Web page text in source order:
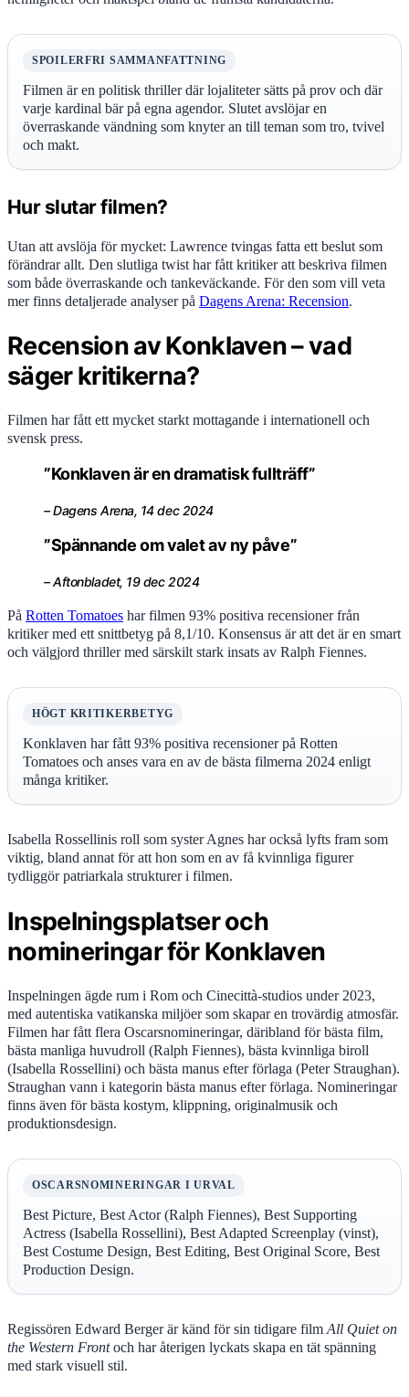
SPOILERFRI SAMMANFATTNING
Filmen är en politisk thriller där lojaliteter sätts på prov och där
varje kardinal bär på egna agendor. Slutet avslöjar en
överraskande vändning som knyter an till teman som tro, tvivel
och makt.
Hur slutar filmen?
Utan att avslöja för mycket: Lawrence tvingas fatta ett beslut som
förändrar allt. Den slutliga twist har fått kritiker att beskriva filmen
som både överraskande och tankeväckande. För den som vill veta
mer finns detaljerade analyser på Dagens Arena: Recension.
Recension av Konklaven – vad
säger kritikerna?
Filmen har fått ett mycket starkt mottagande i internationell och
svensk press.
”Konklaven är en dramatisk fullträff”
– Dagens Arena, 14 dec 2024
”Spännande om valet av ny påve”
– Aftonbladet, 19 dec 2024
På Rotten Tomatoes har filmen 93% positiva recensioner från
kritiker med ett snittbetyg på 8,1/10. Konsensus är att det är en smart
och välgjord thriller med särskilt stark insats av Ralph Fiennes.
HÖGT KRITIKERBETYG
Konklaven har fått 93% positiva recensioner på Rotten
Tomatoes och anses vara en av de bästa filmerna 2024 enligt
många kritiker.
Isabella Rossellinis roll som syster Agnes har också lyfts fram som
viktig, bland annat för att hon som en av få kvinnliga figurer
tydliggör patriarkala strukturer i filmen.
Inspelningsplatser och
nomineringar för Konklaven
Inspelningen ägde rum i Rom och Cinecittà-studios under 2023,
med autentiska vatikanska miljöer som skapar en trovärdig atmosfär.
Filmen har fått flera Oscarsnomineringar, däribland för bästa film,
bästa manliga huvudroll (Ralph Fiennes), bästa kvinnliga biroll
(Isabella Rossellini) och bästa manus efter förlaga (Peter Straughan).
Straughan vann i kategorin bästa manus efter förlaga. Nomineringar
finns även för bästa kostym, klippning, originalmusik och
produktionsdesign.
OSCARSNOMINERINGAR I URVAL
Best Picture, Best Actor (Ralph Fiennes), Best Supporting
Actress (Isabella Rossellini), Best Adapted Screenplay (vinst),
Best Costume Design, Best Editing, Best Original Score, Best
Production Design.
Regissören Edward Berger är känd för sin tidigare filmAll Quiet on
the Western Frontoch har återigen lyckats skapa en tät spänning
med stark visuell stil.